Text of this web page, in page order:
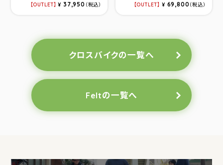
OUTLET ¥ 37,950 （税込） OUTLET ¥ 69,800（税込）
クロスバイクの一覧へ
Feltの一覧へ